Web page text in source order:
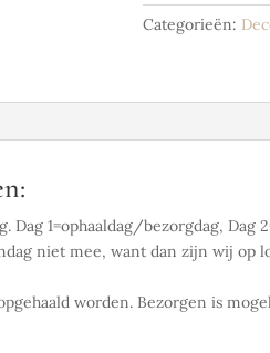
Categorieën:
1=ophaaldag/bezorgdag, Dag
niet mee, want dan zijn wij op
worden. Bezorgen is